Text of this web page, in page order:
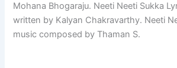
Mohana Bhogaraju. Neeti Neeti Sukka
written by Kalyan Chakravarthy. Neeti
music composed by Thaman S.